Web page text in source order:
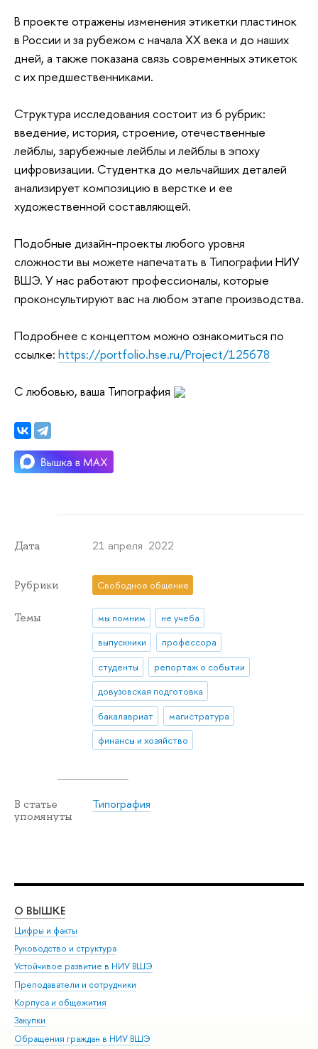
В проекте отражены изменения этикетки пластинок
в России и за рубежом с начала ХХ века и до наших
дней, а также показана связь современных этикеток
с их предшественниками.
Структура исследования состоит из 6 рубрик:
введение, история, строение, отечественные
лейблы, зарубежные лейблы и лейблы в эпоху
цифровизации. Студентка до мельчайших деталей
анализирует композицию в верстке и ее
художественной составляющей.
Подобные дизайн-проекты любого уровня
сложности вы можете напечатать в Типографии НИУ
ВШЭ. У нас работают профессионалы, которые
проконсультируют вас на любом этапе производства.
Подробнее с концептом можно ознакомиться по
ссылке: https://portfolio.hse.ru/Project/125678
С любовью, ваша Типография
Дата 21 апреля 2022
Рубрики Свободное общение
Темы мы помним
не учеба
выпускники
профессора
студенты
репортаж о событии
довузовская подготовка
бакалавриат
магистратура
финансы и хозяйство
В статье
упомянуты
Типография
О ВЫШКЕ
Цифры и факты
Руководство и структура
Устойчивое развитие в НИУ ВШЭ
Преподаватели и сотрудники
Корпуса и общежития
Закупки
Обращения граждан в НИУ ВШЭ